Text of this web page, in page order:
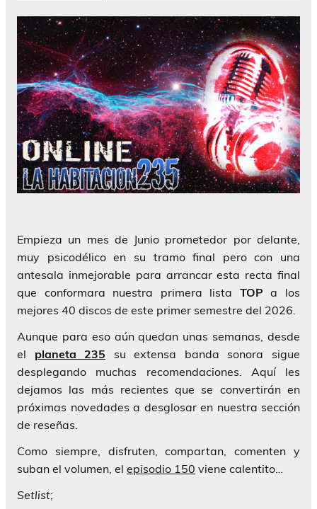
Empieza un mes de Junio prometedor por delante,
muy psicodélico en su tramo final pero con una
antesala inmejorable para arrancar esta recta final
que conformara nuestra primera lista TOP a los
mejores 40 discos de este primer semestre del 2026.
Aunque para eso aún quedan unas semanas, desde
el planeta 235 su extensa banda sonora sigue
desplegando muchas recomendaciones. Aquí les
dejamos las más recientes que se convertirán en
próximas novedades a desglosar en nuestra sección
de reseñas.
Como siempre, disfruten, compartan, comenten y
suban el volumen, el episodio 150 viene calentito…
Setlist;